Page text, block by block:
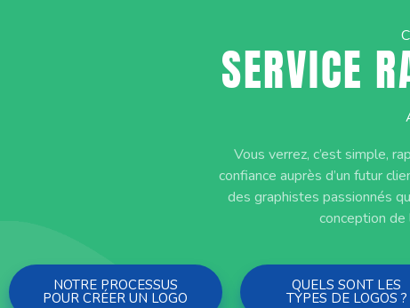
SERVICE
Vous verrez, c’est simple,
confiance auprès d’un futur
des graphistes passionnés
conception
NOTRE PROCESSUS
POUR CRÉER UN LOGO
QUELS SONT LES
TYPES DE LOGOS ?